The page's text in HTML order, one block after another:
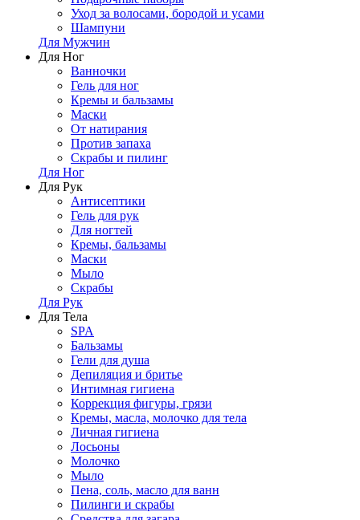
Уход за волосами, бородой и усами
Шампуни
Для Мужчин
Для Ног
Ванночки
Гель для ног
Кремы и бальзамы
Маски
От натирания
Против запаха
Скрабы и пилинг
Для Ног
Для Рук
Антисептики
Гель для рук
Для ногтей
Кремы, бальзамы
Маски
Мыло
Скрабы
Для Рук
Для Тела
SPA
Бальзамы
Гели для душа
Депиляция и бритье
Интимная гигиена
Коррекция фигуры, грязи
Кремы, масла, молочко для тела
Личная гигиена
Лосьоны
Молочко
Мыло
Пена, соль, масло для ванн
Пилинги и скрабы